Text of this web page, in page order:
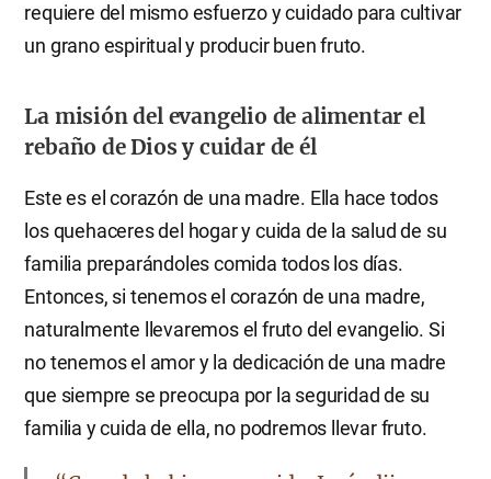
requiere del mismo esfuerzo y cuidado para cultivar
un grano espiritual y producir buen fruto.
La misión del evangelio de alimentar el
rebaño de Dios y cuidar de él
Este es el corazón de una madre. Ella hace todos
los quehaceres del hogar y cuida de la salud de su
familia preparándoles comida todos los días.
Entonces, si tenemos el corazón de una madre,
naturalmente llevaremos el fruto del evangelio. Si
no tenemos el amor y la dedicación de una madre
que siempre se preocupa por la seguridad de su
familia y cuida de ella, no podremos llevar fruto.